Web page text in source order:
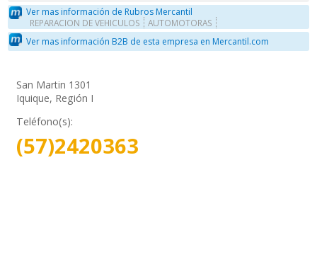
Ver mas información de Rubros Mercantil
REPARACION DE VEHICULOS AUTOMOTORAS
Ver mas información B2B de esta empresa en Mercantil.com
San Martin 1301
Iquique, Región I
Teléfono(s):
(57)2420363